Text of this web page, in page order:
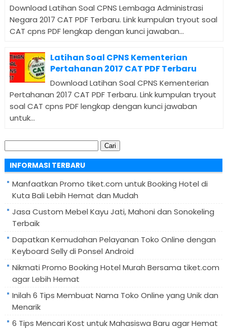
Download Latihan Soal CPNS Lembaga Administrasi
Negara 2017 CAT PDF Terbaru. Link kumpulan tryout soal
CAT cpns PDF lengkap dengan kunci jawaban...
Latihan Soal CPNS Kementerian
Pertahanan 2017 CAT PDF Terbaru
Download Latihan Soal CPNS Kementerian
Pertahanan 2017 CAT PDF Terbaru. Link kumpulan tryout
soal CAT cpns PDF lengkap dengan kunci jawaban
untuk...
Cari
untuk:
INFORMASI TERBARU
Manfaatkan Promo tiket.com untuk Booking Hotel di
Kuta Bali Lebih Hemat dan Mudah
Jasa Custom Mebel Kayu Jati, Mahoni dan Sonokeling
Terbaik
Dapatkan Kemudahan Pelayanan Toko Online dengan
Keyboard Selly di Ponsel Android
Nikmati Promo Booking Hotel Murah Bersama tiket.com
agar Lebih Hemat
Inilah 6 Tips Membuat Nama Toko Online yang Unik dan
Menarik
6 Tips Mencari Kost untuk Mahasiswa Baru agar Hemat